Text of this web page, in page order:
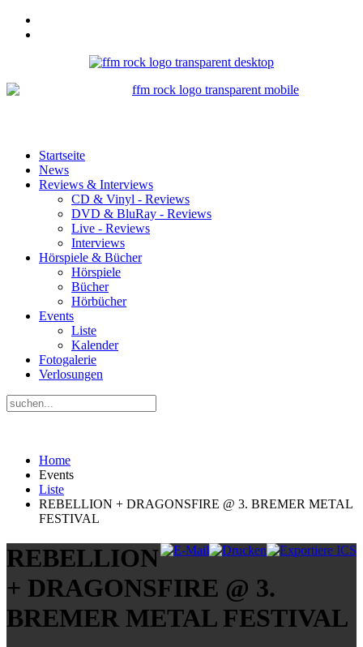
Startseite
News
Reviews & Interviews
CD & Vinyl - Reviews
DVD & BluRay - Reviews
Live - Reviews
Interviews
Hörspiele & Bücher
Hörspiele
Bücher
Hörbücher
Events
Liste
Kalender
Fotogalerie
Verlosungen
Home
Events
Liste
REBELLION + DRAGONSFIRE @ 3. BREMER METAL
FESTIVAL
REBELLION
+ DRAGONSFIRE @ 3.
BREMER METAL FESTIVAL